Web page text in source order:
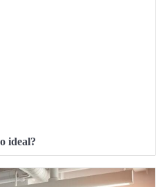
ideal?